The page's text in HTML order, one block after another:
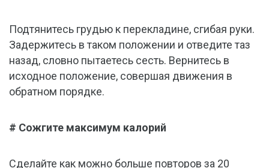
Подтянитесь грудью к перекладине, сгибая руки.
Задержитесь в таком положении и отведите таз
назад, словно пытаетесь сесть. Вернитесь в
исходное положение, совершая движения в
обратном порядке.
# Сожгите максимум калорий
Сделайте как можно больше повторов за 20